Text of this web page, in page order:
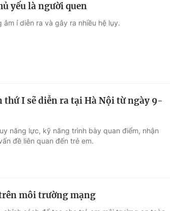
yếu là người quen
ỉ diễn ra và gây ra nhiều hệ lụy.
thứ I sẽ diễn ra tại Hà Nội từ ngày 9-
năng lực, kỹ năng trình bày quan điểm, nhận
đề liên quan đến trẻ em.
môi trường mạng